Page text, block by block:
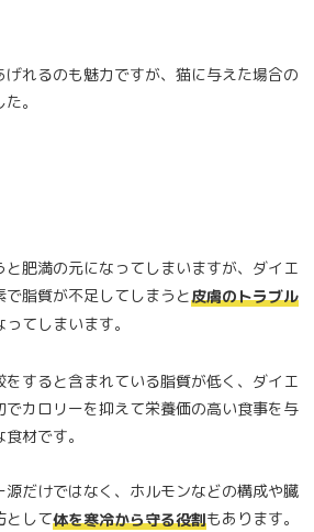
れるのも魅力ですが、猫に与えた場合の
。
肥満の元になってしまいますが、ダイエ
脂質が不足してしまうと皮膚のトラブル
ってしまいます。
すると含まれている脂質が低く、ダイエ
でカロリーを抑えて栄養価の高い食事を与
材です。
だけではなく、ホルモンなどの構成や臓
として体を寒冷から守る役割もあります。